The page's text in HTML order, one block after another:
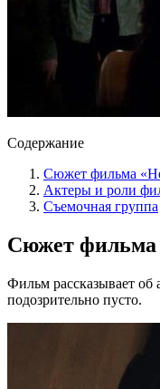
Содержание
Сюжет фильма
Актеры и роли
Съемочная группа
Сюжет фильма
Фильм рассказывает об
подозрительно пусто.